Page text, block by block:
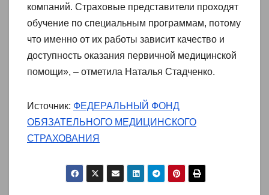
компаний. Страховые представители проходят
обучение по специальным программам, потому
что именно от их работы зависит качество и
доступность оказания первичной медицинской
помощи», – отметила Наталья Стадченко.
Источник: ФЕДЕРАЛЬНЫЙ ФОНД
ОБЯЗАТЕЛЬНОГО МЕДИЦИНСКОГО
СТРАХОВАНИЯ